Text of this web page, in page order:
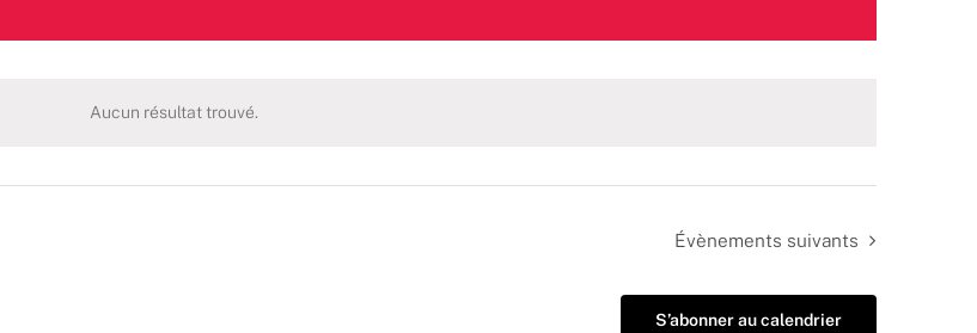
Aucun résultat trouvé.
Évènements suivants
S’abonner au calendrier